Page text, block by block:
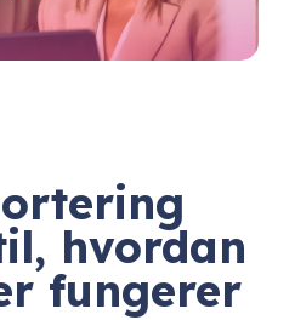
hvordan
fungerer